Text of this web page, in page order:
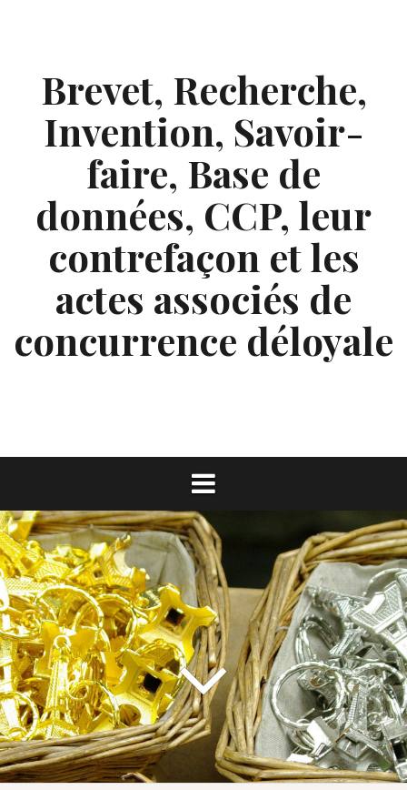
Brevet, Recherche,
Invention, Savoir-
faire, Base de
données, CCP, leur
contrefaçon et les
actes associés de
concurrence déloyale